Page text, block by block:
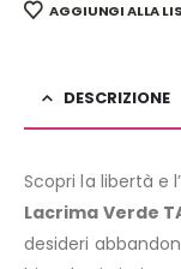
AGGIUNGI ALLA
DESCRIZIONE
Scopri la libertà e
Lacrima Verde
desideri